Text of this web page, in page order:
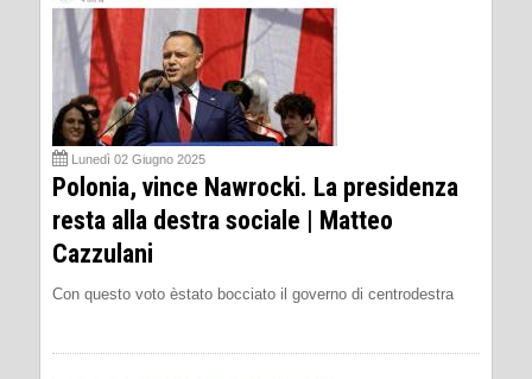
Lunedì 02 Giugno 2025
Polonia, vince Nawrocki. La presidenza
resta alla destra sociale | Matteo
Cazzulani
Con questo voto èstato bocciato il governo di centrodestra